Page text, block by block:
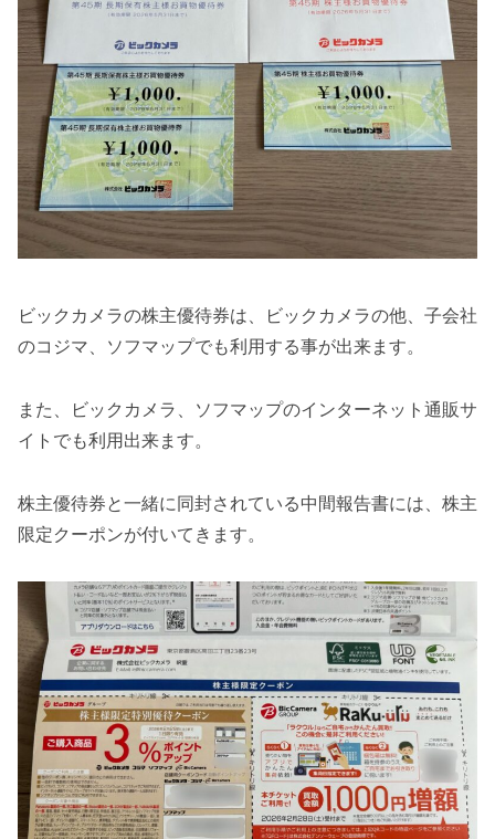
ビックカメラの株主優待券は、ビックカメラの他、子会社
のコジマ、ソフマップでも利用する事が出来ます。
また、ビックカメラ、ソフマップのインターネット通販サ
イトでも利用出来ます。
株主優待券と一緒に同封されている中間報告書には、株主
限定クーポンが付いてきます。